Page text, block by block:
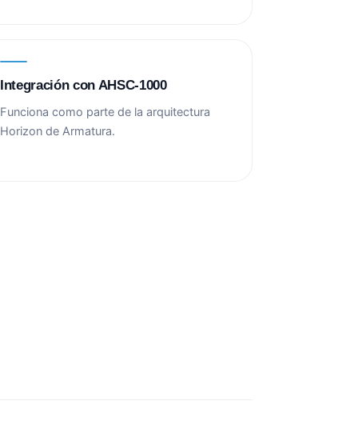
Integración con AHSC-1000
Funciona como parte de la arquitectura
Horizon de Armatura.